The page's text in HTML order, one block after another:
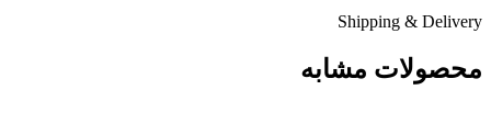
Shipping & Delivery
محصولات مشابه